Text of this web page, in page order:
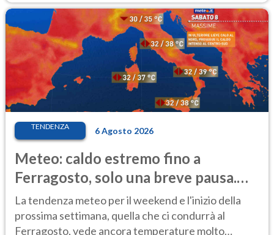
TENDENZA 6 Agosto 2026
Meteo: caldo estremo fino a
Ferragosto, solo una breve pausa.
Ecco dove
La tendenza meteo per il weekend e l'inizio della
prossima settimana, quella che ci condurrà al
Ferragosto, vede ancora temperature molto